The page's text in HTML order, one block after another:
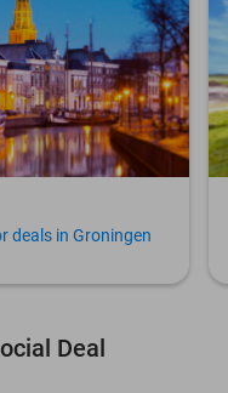
deals in Groningen
Deal